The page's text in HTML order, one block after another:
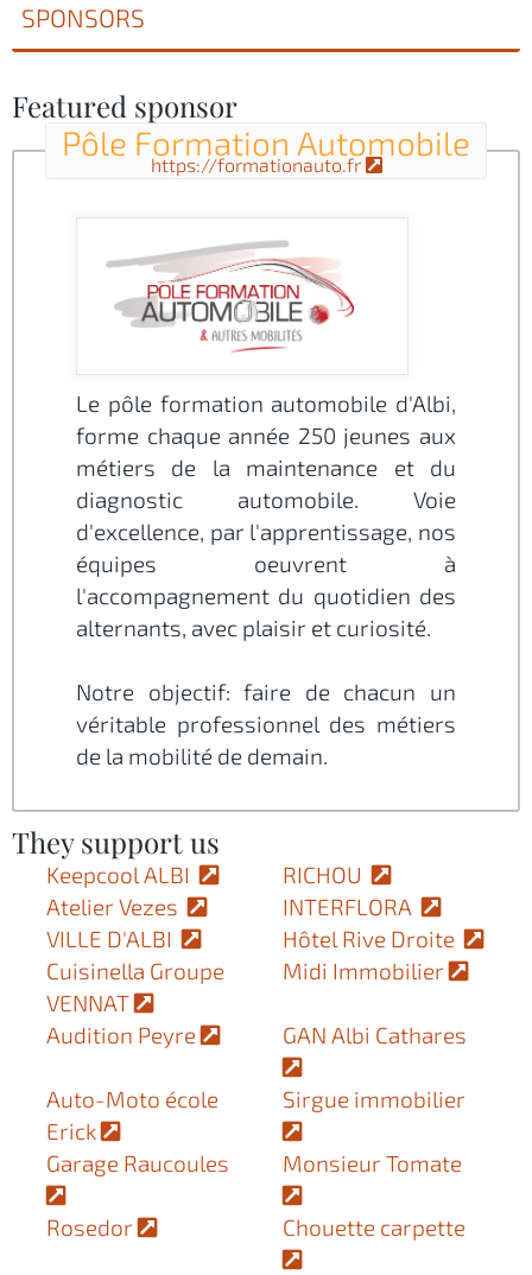
SPONSORS
Featured sponsor
Pôle Formation Automobile
https://formationauto.fr
Le pôle formation automobile d'Albi,
forme chaque année 250 jeunes aux
métiers de la maintenance et du
diagnostic automobile. Voie
d'excellence, par l'apprentissage, nos
équipes oeuvrent à
l'accompagnement du quotidien des
alternants, avec plaisir et curiosité.
Notre objectif: faire de chacun un
véritable professionnel des métiers
de la mobilité de demain.
They support us
Keepcool ALBI
RICHOU
Atelier Vezes
INTERFLORA
VILLE D'ALBI
Hôtel Rive Droite
Cuisinella Groupe
VENNAT
Midi Immobilier
Audition Peyre GAN Albi Cathares
Auto-Moto école
Erick
Sirgue immobilier
Garage Raucoules Monsieur Tomate
Rosedor Chouette carpette